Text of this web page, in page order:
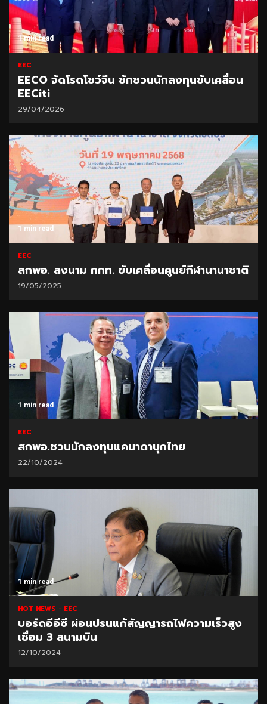
1 min read
EEC
EECO จัดโรดโชว์จีน ชักชวนนักลงทุนขับเคลื่อน
EECiti
29/04/2026
1 min read
EEC
สกพอ. ลงนาม กกท. ขับเคลื่อนศูนย์กีฬานานาชาติ
19/05/2025
1 min read
EEC
สกพอ.ชวนนักลงทุนแคนาดาบุกไทย
22/10/2024
1 min read
HOT NEWS EEC
บอร์ดอีอีซี ผ่อนปรนแก้สัญญารถไฟความเร็วสูง
เชื่อม 3 สนามบิน
12/10/2024